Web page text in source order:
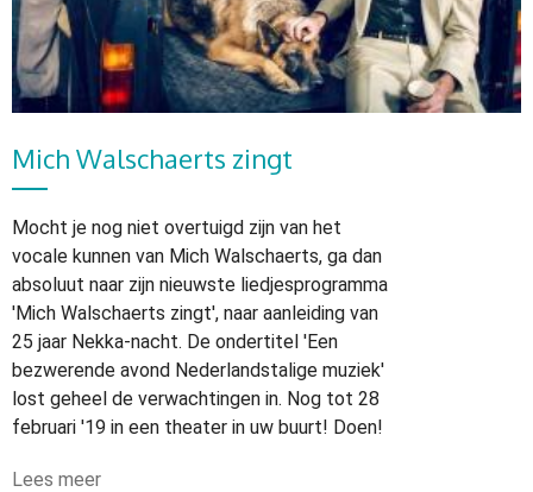
Mich Walschaerts zingt
Mocht je nog niet overtuigd zijn van het
vocale kunnen van Mich Walschaerts, ga dan
absoluut naar zijn nieuwste liedjesprogramma
'Mich Walschaerts zingt', naar aanleiding van
25 jaar Nekka-nacht. De ondertitel 'Een
bezwerende avond Nederlandstalige muziek'
lost geheel de verwachtingen in. Nog tot 28
februari '19 in een theater in uw buurt! Doen!
Lees meer